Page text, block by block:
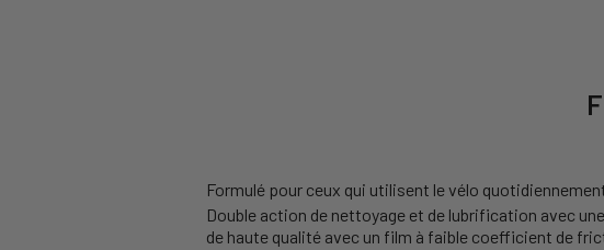
Formulé pour ceux qui utilisent le vélo
Double action de nettoyage et de lubrification avec
de haute qualité avec un film à faible coefficient de